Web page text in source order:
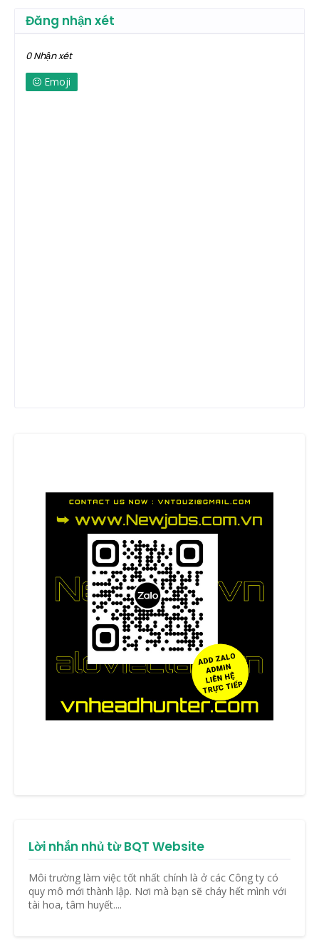
Đăng nhận xét
0 Nhận xét
Emoji
Lời nhắn nhủ từ BQT Website
Môi trường làm việc tốt nhất chính là ở các Công ty có
quy mô mới thành lập. Nơi mà bạn sẽ cháy hết mình với
tài hoa, tâm huyết....